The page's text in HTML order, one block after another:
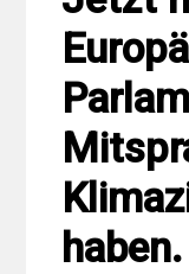
haben.